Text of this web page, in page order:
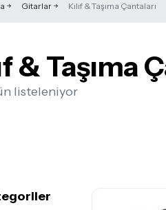
Gitarlar Kılıf & Taşıma Çantaları
& Taşıma
listeleniyor